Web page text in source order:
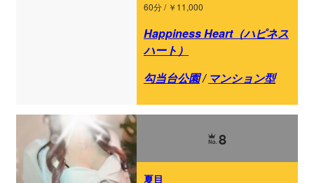
60分 / ￥11,000
Happiness Heart（ハピネス
ハート）
勾当台公園/ マンション型
8
夏目